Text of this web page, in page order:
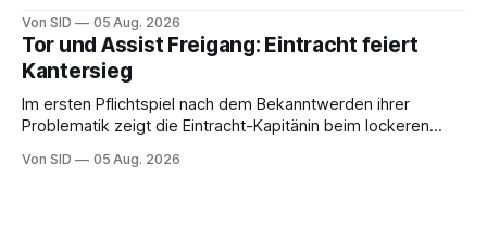
Von SID 05 Aug. 2026
Tor und Assist Freigang: Eintracht feiert
Kantersieg
Im ersten Pflichtspiel nach dem Bekanntwerden ihrer
Problematik zeigt die Eintracht-Kapitänin beim lockeren
Von SID 05 Aug. 2026